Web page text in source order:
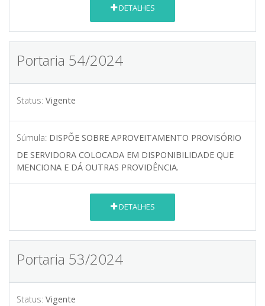
DETALHES
Portaria 54/2024
Status: Vigente
Súmula: DISPÕE SOBRE APROVEITAMENTO PROVISÓRIO
DE SERVIDORA COLOCADA EM DISPONIBILIDADE QUE
MENCIONA E DÁ OUTRAS PROVIDÊNCIA.
DETALHES
Portaria 53/2024
Status: Vigente